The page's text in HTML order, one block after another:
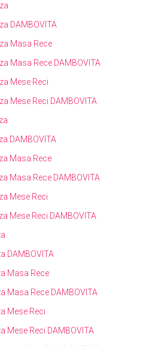
DAMBOVITA
Masa Rece
Masa Rece DAMBOVITA
Mese Reci
Mese Reci DAMBOVITA
DAMBOVITA
Masa Rece
Masa Rece DAMBOVITA
Mese Reci
Mese Reci DAMBOVITA
DAMBOVITA
Masa Rece
Masa Rece DAMBOVITA
Mese Reci
Mese Reci DAMBOVITA